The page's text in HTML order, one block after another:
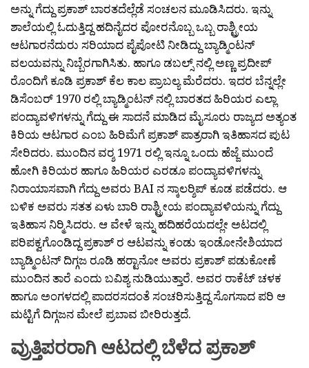
ಅನ್ನು ಗೆದ್ದು ಪ್ರಕಾಶ್ ಬಾರತದೆಲ್ಲೆಡೆ ಸಂಚಲನ ಮೂಡಿಸಿದರು. ಇನ್ನು
ಶಾಲೆಯಲ್ಲಿ ಓದುತ್ತಿದ್ದ ಹದಿನೈದರ ಪೋರನೊಬ್ಬ ಒಬ್ಬ ರಾಶ್ಟ್ರೀಯ
ಆಟಗಾರನೆದುರು ಸರಿಯಾದ ಪೈಪೋಟಿ ನೀಡಿದ್ದು ಬ್ಯಾಡ್ಮಿಂಟನ್
ವಲಯವನ್ನು ನಿಬ್ಬೆರಗಾಗಿಸಿತು. ಹಾಗೂ ಡಬಲ್ಸ್ ನಲ್ಲಿ ಅಣ್ಣ ಪ್ರದೀಪ್
ರೊಂದಿಗೆ ಕೂಡಿ ಪ್ರಕಾಶ್ ಕೆಲ ಕಾಲ ಪ್ರಾಬಲ್ಯ ಮೆರೆದರು. ಇದರ ಬೆನ್ನಲ್ಲೇ
ಡಿಸೆಂಬರ್ 1970 ರಲ್ಲಿ ಬ್ಯಾಡ್ಮಿಂಟನ್ ನಲ್ಲಿ ಬಾರತದ ಹಿರಿಯರ ಎಲ್ಲಾ
ಪಂದ್ಯಾವಳಿಗಳನ್ನು ಗೆದ್ದು ಈ ಸಾದನೆ ಮಾಡಿದ ಮೈಸೂರು ರಾಜ್ಯದ ಅತ್ಯಂತ
ಕಿರಿಯ ಆಟಗಾರ ಎಂಬ ಹಿರಿಮೆಗೆ ಪ್ರಕಾಶ್ ಪಾತ್ರರಾಗಿ ಇತಿಹಾಸದ ಪುಟ
ಸೇರಿದರು. ಮುಂದಿನ ವರ‍್ಶ 1971 ರಲ್ಲಿ ಇನ್ನೂ ಒಂದು ಹೆಜ್ಜೆ ಮುಂದೆ
ಹೋಗಿ ಕಿರಿಯರ ಹಾಗೂ ಹಿರಿಯರ ಎರಡೂ ಪಂದ್ಯಾವಳಿಗಳನ್ನು
ನಿರಾಯಾಸವಾಗಿ ಗೆದ್ದು ಅವರು BAI ನ ಸ್ಕಾಲರ‍್ಶಿಪ್ ಕೂಡ ಪಡೆದರು. ಆ
ಬಳಿಕ ಅವರು ಸತತ ಏಳು ಬಾರಿ ರಾಶ್ಟ್ರೀಯ ಪಂದ್ಯಾವಳಿಯನ್ನು ಗೆದ್ದು
ಇತಿಹಾಸ ನಿರ‍್ಮಿಸಿದರು. ಆ ವೇಳೆ ಇನ್ನು ಹದಿಹರೆಯದಲ್ಲೇ ಅಟದಲ್ಲಿ
ಪರಿಪಕ್ವಗೊಂಡಿದ್ದ ಪ್ರಕಾಶ್ ರ ಆಟವನ್ನು ಕಂಡು ಇಂಡೋನೇಶಿಯಾದ
ಬ್ಯಾಡ್ಮಿಂಟನ್ ದಿಗ್ಗಜ ರೂಡಿ ಹರ‍್ಟಾನೋ ಅವರು ಪ್ರಕಾಶ್ ಪಡುಕೋಣೆ
ಮುಂದಿನ ತಾರೆ ಎಂದು ಬವಿಶ್ಯ ನುಡಿಯುತ್ತಾರೆ. ಅವರ ರಾಕೆಟ್ ಚಳಕ
ಹಾಗೂ ಅಂಗಳದಲ್ಲಿ ಪಾದರಸದಂತೆ ಸಂಚರಿಸುತ್ತಿದ್ದ ಸೊಗಸಾದ ಪರಿ ಆ
ಮಟ್ಟಿಗೆ ದಿಗ್ಗಜನ ಮೇಲೆ ಪ್ರಬಾವ ಬೀರಿರುತ್ತದೆ.
ವ್ರುತ್ತಿಪರರಾಗಿ ಆಟದಲ್ಲಿ ಬೆಳೆದ ಪ್ರಕಾಶ್